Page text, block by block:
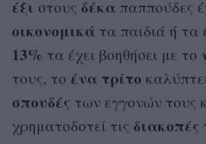
έξι στους δέκα παππούδες
οικονομικά τα παιδιά ή τα
13% τα έχει βοηθήσει με το
τους, το ένα τρίτο
σπουδές των εγγονών τους
χρηματοδοτεί τις διακοπές